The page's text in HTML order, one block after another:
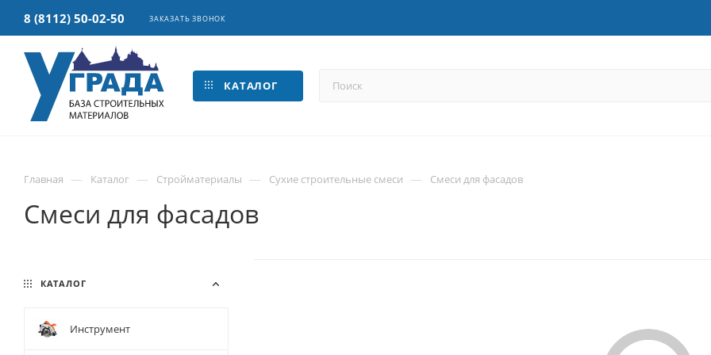
8 (8112) 50-02-50 ЗАКАЗАТЬ ЗВОНОК
КАТАЛОГ
Главная — Каталог — Стройматериалы — Сухие строительные смеси — Смеси для фасадов
Смеси для фасадов
КАТАЛОГ
Инструмент